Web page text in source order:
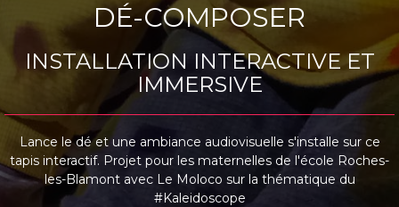
DÉ-COMPOSER
INSTALLATION INTERACTIVE ET
IMMERSIVE
Lance le dé et une ambiance audiovisuelle s'installe sur ce
tapis interactif. Projet pour les maternelles de l'école Roches-
les-Blamont avec Le Moloco sur la thématique du
#Kaleidoscope